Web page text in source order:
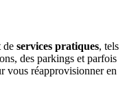
de services pratiques, tels
des parkings et parfois
vous réapprovisionner en